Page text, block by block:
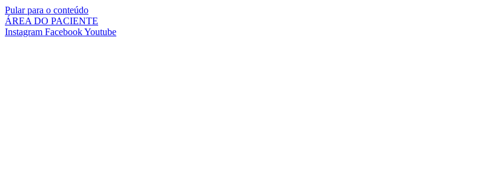
Pular para o conteúdo
ÁREA DO PACIENTE
Instagram FacebookYoutube